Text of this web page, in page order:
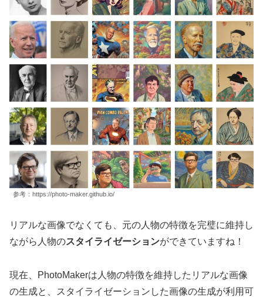
参考：https://photo-maker.github.io/
リアルな画像でなくても、元の人物の特徴を完璧に維持し
ながら人物のスタイライゼーションができていますね！
現在、PhotoMakerは人物の特徴を維持したリアルな画像
の生成と、スタイライゼーションした画像の生成が利用可